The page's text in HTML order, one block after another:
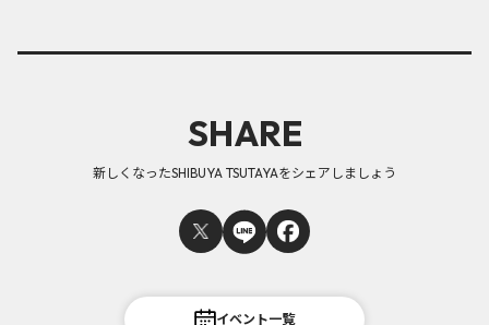
SHARE
新しくなったSHIBUYA TSUTAYAをシェアしましょう
イベント一覧